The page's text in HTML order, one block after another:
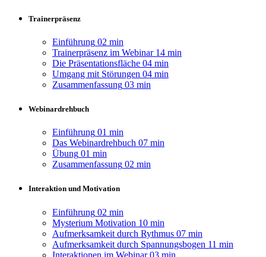
Trainerpräsenz
Einführung 02 min
Trainerpräsenz im Webinar 14 min
Die Präsentationsfläche 04 min
Umgang mit Störungen 04 min
Zusammenfassung 03 min
Webinardrehbuch
Einführung 01 min
Das Webinardrehbuch 07 min
Übung 01 min
Zusammenfassung 02 min
Interaktion und Motivation
Einführung 02 min
Mysterium Motivation 10 min
Aufmerksamkeit durch Rythmus 07 min
Aufmerksamkeit durch Spannungsbogen 11 min
Interaktionen im Webinar 03 min